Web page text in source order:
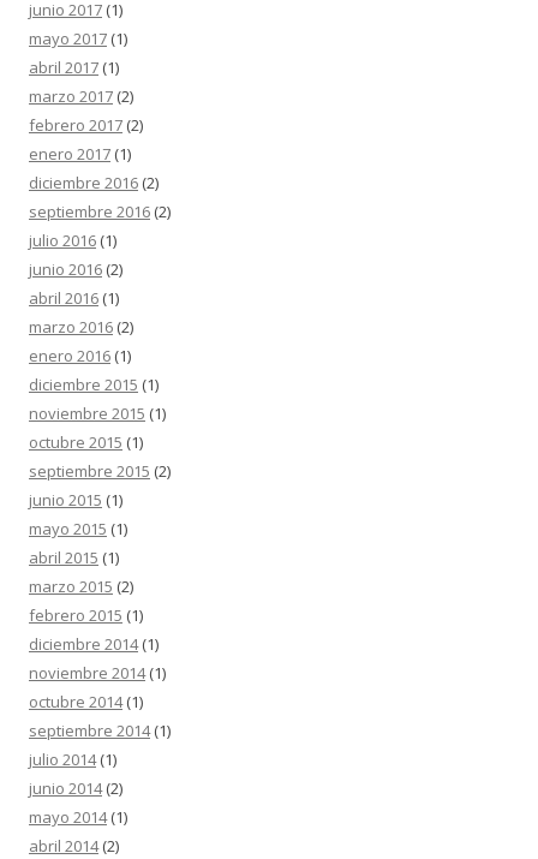
junio 2017 (1)
mayo 2017 (1)
abril 2017 (1)
marzo 2017 (2)
febrero 2017 (2)
enero 2017 (1)
diciembre 2016 (2)
septiembre 2016 (2)
julio 2016 (1)
junio 2016 (2)
abril 2016 (1)
marzo 2016 (2)
enero 2016 (1)
diciembre 2015 (1)
noviembre 2015 (1)
octubre 2015 (1)
septiembre 2015 (2)
junio 2015 (1)
mayo 2015 (1)
abril 2015 (1)
marzo 2015 (2)
febrero 2015 (1)
diciembre 2014(1)
noviembre 2014(1)
octubre 2014(1)
septiembre 2014(1)
julio 2014(1)
junio 2014(2)
mayo 2014(1)
abril 2014(2)